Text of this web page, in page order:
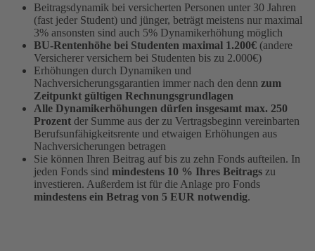
Beitragsdynamik bei versicherten Personen unter 30 Jahren
(fast jeder Student) und jünger, beträgt meistens nur maximal
3% ansonsten sind auch 5% Dynamikerhöhung möglich
BU-Rentenhöhe bei Studenten maximal 1.200€ (andere
Versicherer versichern bei Studenten bis zu 2.000€)
Erhöhungen durch Dynamiken und
Nachversicherungsgarantien immer nach den denn zum
Zeitpunkt gültigen Rechnungsgrundlagen
Alle Dynamikerhöhungen dürfen insgesamt max. 250
Prozent der Summe aus der zu Vertragsbeginn vereinbarten
Berufsunfähigkeitsrente und etwaigen Erhöhungen aus
Nachversicherungen betragen
Sie können Ihren Beitrag auf bis zu zehn Fonds aufteilen. In
jeden Fonds sind mindestens 10 % Ihres Beitrags zu
investieren. Außerdem ist für die Anlage pro Fonds
mindestens ein Betrag von 5 EUR notwendig.